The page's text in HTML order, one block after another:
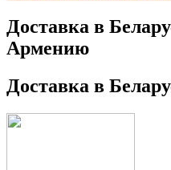
Доставка в
Армению
Доставка в